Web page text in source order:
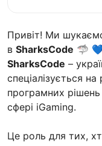
Привіт! Ми
в SharksCode 🦈
SharksCode –
спеціалізується
програмних
сфері iGaming.
Це роль для тих,